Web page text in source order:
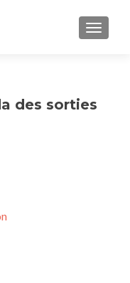
des sorties